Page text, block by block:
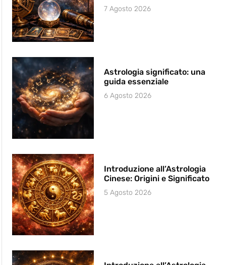
7 Agosto 2026
Astrologia significato: una
guida essenziale
6 Agosto 2026
Introduzione all’Astrologia
Cinese: Origini e Significato
5 Agosto 2026